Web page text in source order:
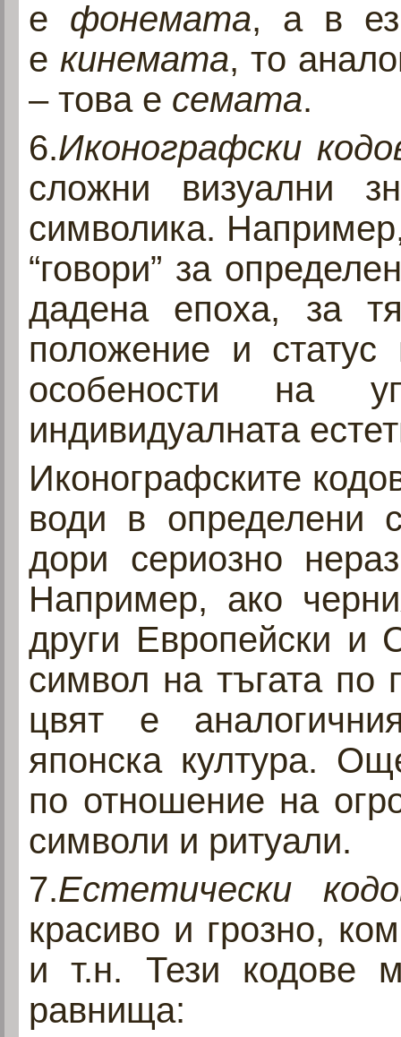
е фонемата, а в
е кинемата, то
– това е семата.
6.Иконографски
сложни визуални
символика.
“говори” за
дадена епоха, за
положение и статус
особености на
индивидуалната
Иконографските
води в определени
дори сериозно
Например, ако
други Европейски и
символ на тъгата по
цвят е
японска култура.
по отношение на
символи и ритуали.
7.Естетически
красиво и грозно,
и т.н. Тези кодове
равнища: